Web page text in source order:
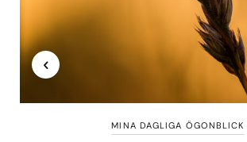
MINA DAGLIGA ÖGONBLICK